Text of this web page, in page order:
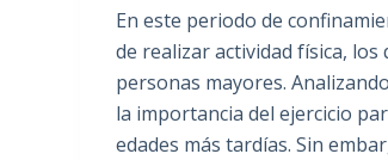
En este periodo de
de realizar actividad física,
personas mayores.
la importancia del ejercicio
edades más tardías. Sin